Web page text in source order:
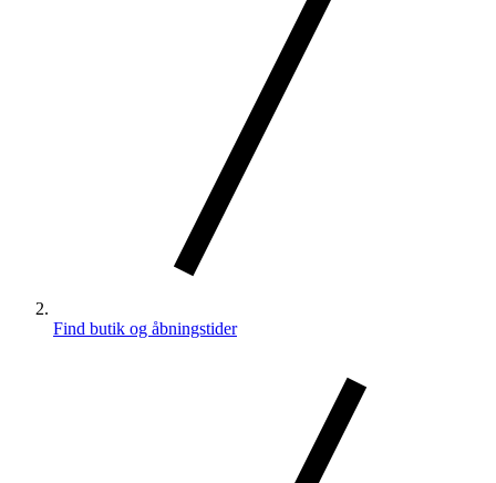
Find butik og åbningstider